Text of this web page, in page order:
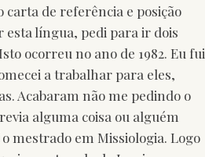
de referência e posição
esta língua, pedi para ir dois
ocorreu no ano de 1982. Eu fui
a trabalhar para eles,
Acabaram não me pedindo o
alguma coisa ou alguém
mestrado em Missiologia. Logo